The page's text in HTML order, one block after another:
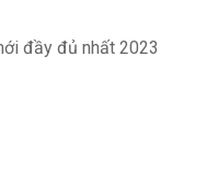
đầy đủ nhất 2023